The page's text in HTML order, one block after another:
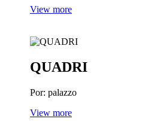
View more
QUADRI
Por: palazzo
View more